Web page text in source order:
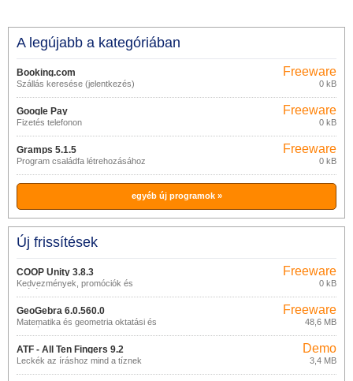
A legújabb a kategóriában
Booking.com
Szállás keresése (jelentkezés)
Freeware
0 kB
Google Pay
Fizetés telefonon
Freeware
0 kB
Gramps 5.1.5
Program családfa létrehozásához
Freeware
0 kB
egyéb új programok »
Új frissítések
COOP Unity 3.8.3
Kedvezmények, promóciók és
szórólapok mobilra
Freeware
0 kB
GeoGebra 6.0.560.0
Matematika és geometria oktatási és
oktatási programja
Freeware
48,6 MB
ATF - All Ten Fingers 9.2
Leckék az íráshoz mind a tíznek
Demo
3,4 MB